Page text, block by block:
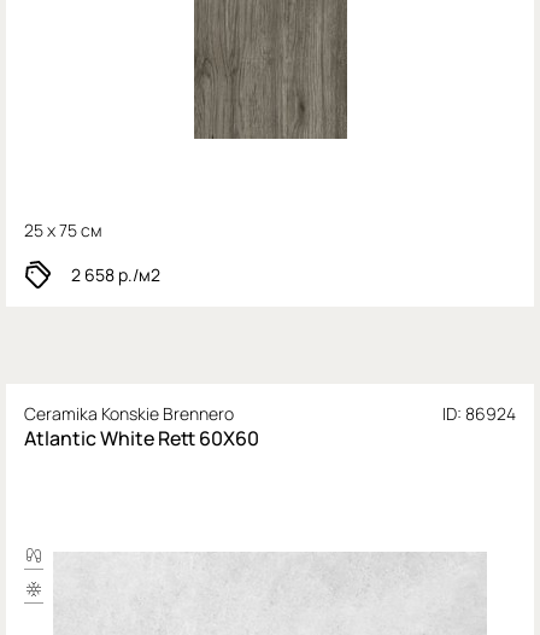
25 x 75 см
2 658 р./м2
Ceramika Konskie Brennero ID: 86924
Atlantic White Rett 60X60